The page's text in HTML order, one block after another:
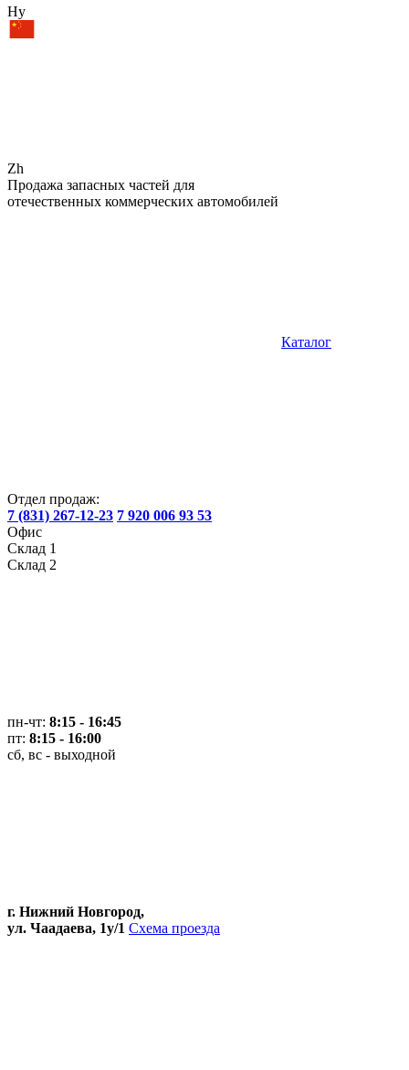
Hy
Zh
Продажа запасных частей для
отечественных коммерческих автомобилей
Каталог
Отдел продаж:
7 (831) 267-12-23 7 920 006 93 53
Офис
Склад 1
Склад 2
пн-чт: 8:15 - 16:45
пт: 8:15 - 16:00
сб, вс - выходной
г. Нижний Новгород,
ул. Чаадаева, 1у/1 Схема проезда